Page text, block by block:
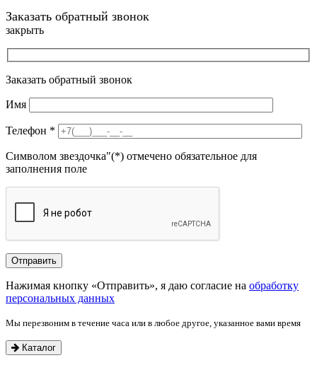
Заказать обратный звонок
закрыть
Заказать обратный звонок
Имя
Телефон *
Символом звездочка"(*) отмечено обязательное для
заполнения поле
Нажимая кнопку «Отправить», я даю согласие на обработку
персональных данных
Мы перезвоним в течение часа или в любое другое, указанное вами время
Каталог